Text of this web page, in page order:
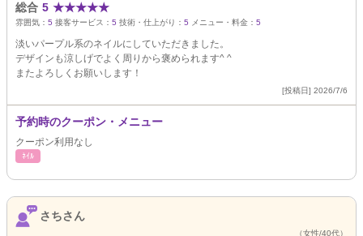
総合 5 ★★★★★
雰囲気： 5 接客サービス： 5 技術・仕上がり： 5 メニュー・料金： 5
淡いパープル系のネイルにしていただきました。
デザインも涼しげでよく周りから褒められます^ ^
またよろしくお願いします！
[投稿日] 2026/7/6
予約時のクーポン・メニュー
クーポン利用なし
ﾈｲﾙ
さちさん
（女性/40代）